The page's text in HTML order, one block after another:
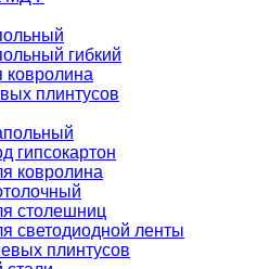
гибкий
ковролина
плинтусов
гипсокартон
ковролина
столешниц
светодиодной ленты
плинтусов